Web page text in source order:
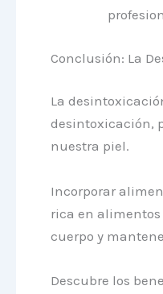
Conclusión: La
La
desintoxicación,
nuestra piel.
Incorporar
rica en
cuerpo y
Descubre los